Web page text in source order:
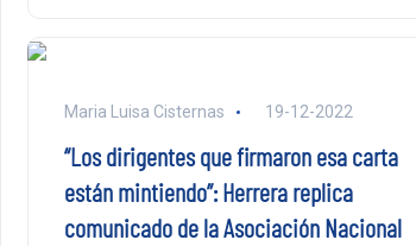
Maria Luisa Cisternas 19-12-2022
“Los dirigentes que firmaron esa carta
están mintiendo”: Herrera replica
comunicado de la Asociación Nacional